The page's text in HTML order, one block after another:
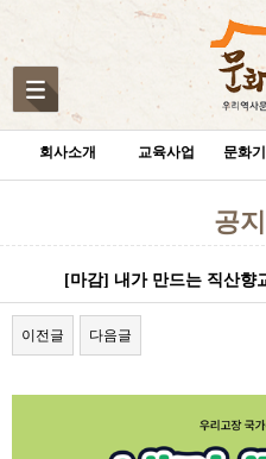
회사소개 교육사업 문화
공
[마감] 내가 만드는 직산향
이전글 다음글
본문